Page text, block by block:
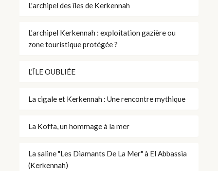
L'archipel des îles de Kerkennah
L'archipel Kerkennah : exploitation gazière ou
zone touristique protégée ?
L'ÎLE OUBLIÉE
La cigale et Kerkennah : Une rencontre mythique
La Koffa, un hommage à la mer
La saline "Les Diamants De La Mer" à El Abbassia
(Kerkennah)